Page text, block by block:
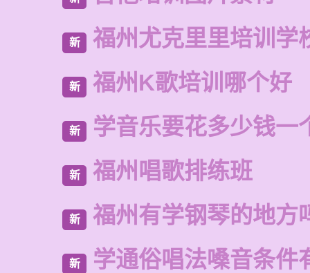
新 福州尤克里里培训学
新 福州K歌培训哪个好
新 学音乐要花多少钱一
新 福州唱歌排练班
新 福州有学钢琴的地方
新 学通俗唱法嗓音条件